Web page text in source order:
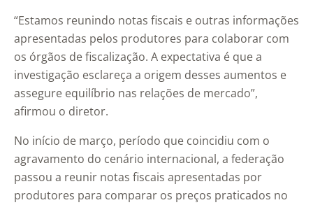
“Estamos reunindo notas fiscais e outras informações
apresentadas pelos produtores para colaborar com
os órgãos de fiscalização. A expectativa é que a
investigação esclareça a origem desses aumentos e
assegure equilíbrio nas relações de mercado”,
afirmou o diretor.
No início de março, período que coincidiu com o
agravamento do cenário internacional, a federação
passou a reunir notas fiscais apresentadas por
produtores para comparar os preços praticados no